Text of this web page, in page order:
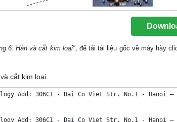
6: Hàn và cắt kim loại", để tải tài liệu gốc về máy hãy
cắt kim loại
: ~ 50 %. 
* Hàn được nhiều loại vật liệu khác nhau:
- Kim loại đen Kim loại đen,
- Kim loại Vật liệu phi kim, v.v.. 
* Chế tạo các kết cấu phức tạp (mà các 
phƣơng pháp khác không thực hiện đƣợc).
* Độ bền mối hàn cao, mối hàn kín.
+ Nhƣợc điểm:
* Tồn tại ứng suất dư, vật hàn dễ bị cong vênh 
biến dạng.
* Chịu tải trọng va đập kém. v.v..
(Tham khảo thêm)
Liên kết này không thể thực hiện được bằng các phương pháp khác (gia công áp 
lực, đúc, bulông hay đinh tán)
DWE Department of Welding and Metal Technology Add: 306C1 - Dai Co Viet Str. No.1 - Hanoi – Vietnam / Tel.: +84. (04). 8692204
CHƢƠNG 8: HÀN VÀ CẮT KIM LOẠI
I. KHÁI NIỆM, ĐẶC ĐIỂM VÀ PHÂN LOẠI
1. Khái niệm.
----------------------------------------------------------------------------------
2. Đặc điểm.
---------------------------------------------------------------------------------
3. Phân loại.
+) Căn cứ theo trạng thái kim loại mối hàn (trạng thái hàn) 
 chia thành hai nhóm hàn chính:
A. Hàn nóng chảy: Vị trí hàn và vật liệu hàn bổ 
sung đƣợc nung nóng đến trạng thái nóng chảy.
* Yêu cầu nguồn nhiệt phải có công suất đủ lớn.
* Phải bảo vệ vùng hàn khỏi sự thâm nhập của 
không khí xung quanh (bằng thuốc hàn, khí bảo vệ, 
..)
B. Hàn Áp lực: Nung nóng chỗ nối tới trạng thái 
dẻo đồng thời kết hợp với lực ép.
* Phạm vi tác động của nguồn nhiệt lớn, kim 
loại cơ bản được nung nóng tới nhiệt độ bắt đầu nóng 
chảy hoặc chỉ đến trạng thái dẻo.
* Không sử dụng kim loại bổ xung.
* Không sử dụng khí hay thuốc hàn bảo vệ.
+) Căn cứ theo dạng năng lượng sử dụng. 
Hàn
Hàn 
nóng chảy
Hàn 
áp lực
Nguồn nhiệt 
Phản ứng 
hóa học
Năng lƣợng 
Điện
Năng lƣợng 
Điện
Nguồn nhiệt 
Phản ứng 
hóa học
Cơ năng
Hàn 
Vảy
Hàn Khí
Nhiệt nhôm Hồ quang
Chùm tia điện tử
Chùm tia Laser
Hàn Điện trở Hàn nổ Hàn Ma sát
Hàn Siêu âm
DWE Department of Welding and Metal Technology Add: 306C1 - Dai Co Viet Str. No.1 - Hanoi – Vietnam / Tel.: +84. (04). 8692204
HÀN ÁP LỰC
pressure welding
Hàn Khí + Áp lực (GP)
Pressure gas welding
CÁC PHƢƠNG PHÁP HÀN
General View of Welding Processes
HÀN NÓNG CHẢY
fusion welding
Hàn khí
Gas welding
Hàn Hồ quang tay
Manual arc welding
MIG/MAG
Metal gas shielded arc welding
TIG
Tungsten inert-gas shielded arc welding
Hàn tự động (SAW)
Submerged arc welding
Hàn Plasma (WP)
Tungsten plasma welding
Hàn Điện xỉ (RES)
Electroslag welding
Hàn chùm tia điện tử 
(EB)
Electron beam welding
Hàn Laser (LA)
Laser welding
Hàn Điểm (RP)
Splot welding
Hàn Đƣờng (RR)
Seam welding
Hàn Điện trở (RA)
Flash welding
Hàn Ma sát (FR)
Friction welding
Hàn Đinh (B)
Arc stud welding
Home
DWE Department of Welding and Metal Technology Add: 306C1 - Dai Co Viet Str. No.1 - Hanoi – Vietnam / Tel.: +84. (04). 8692204
Home
HÀN KHÍ
GAS welding
1 2
3 5
4
6 7
109
8
1- Bình ôxy (Oxygen cylinder with pressure redution)
2- Bình axêtylen (Acetylene cylinder with pressure 
redution)
3- Van chống ngọn lửa quặt (Branch-line back-
pressure valve).
4- Ống dẫn khí ôxy (Oxygen hose).
5- Ống dẫn khí axêtylen (Oxygen hose)
6- Mỏ hàn (Welding torch) 
7- Que hàn phụ (Welding rod)
8- Bép hàn (Welding nozzle)
9- Vật hàn (Workpiece)
10- Ngọn lửa hàn (Welding flame)
CN Hàn trái (leftward technique)
Với tấm thép có chiều dày < 3mm
(Steel less than 3 mm thickness)
CN Hàn phải (rightward technique)
Với tấm thép có chiều dày >= 3mm
(Steel frm 3 mm thickness)
* Phạm vi ứng dụng
Hàn được ở mọi vị trí trong không gian, đặc 
biệt cho hàn ống, lắp giáp, sửa chữa và xử lý 
bề mặt.
* Vật liệu
Các loại thép thƣờng và thép hợp kim thấp, 
Kim loại màu, Gang
* Chiều dày vật hàn
Lên tới 6mm (phụ thuộc vào hình dáng vật 
hàn)
GAS Welding
Fusion Welding
Manual Arc Welding
MIG/MAG
TIG
Submerged Arc Welding
Summarisation of W.P
Tungsten Plasma Welding
Electroslag Welding
Electron Beam Welding
Laser Welding
Pressure Gas Welding (GP)
Spot Welding (RP)
Seam Welding (RR)
Flash Welding (RA)
Friction Welding (FR)
Pressure